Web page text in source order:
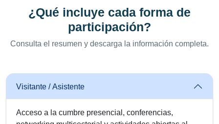
¿Qué incluye cada forma de
participación?
Consulta el resumen y descarga la información completa.
Visitante / Asistente
Acceso a la cumbre presencial, conferencias,